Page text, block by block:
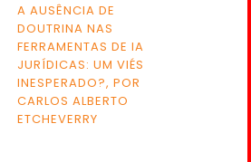
A AUSÊNCIA DE
DOUTRINA NAS
FERRAMENTAS DE IA
JURÍDICAS: UM VIÉS
INESPERADO?, POR
CARLOS ALBERTO
ETCHEVERRY